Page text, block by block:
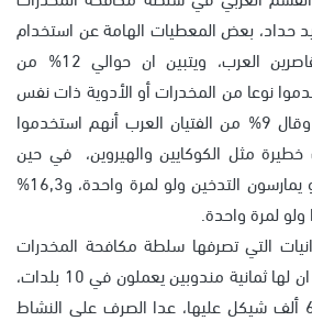
حداد، بعض المعطيات الهامة عن استخدام
المخدرات خاصة بين القاصرين العرب، ويتبين ان حوالي 12% من
نوعا من المخدرات أو الأدوية ذات نفس
المفعول ولو مرة واحد، وقال 9% من الفتيان العرب أنهم استخدموا
مثل الكوكايين والهيروين، في حين
قال 15% إنهم مارسوا أو يمارسون التدخين ولو لمرة واحدة، و16,3%
ولو لمرة واحدة.
التي تصرفها سلطة مكافحة المخدرات
في البلدات العربية، علما ان لها ثمانية مندوبين يعملون في 10 بلدات،
وتصرف السلطة نحو 600 ألف شيكل عليها، عدا الصرف على النشاط